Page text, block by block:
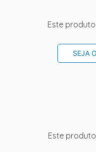
Este
SEJA
Este